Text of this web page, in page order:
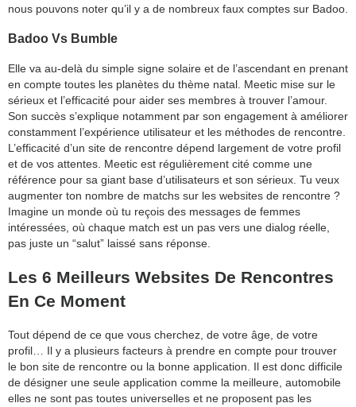
nous pouvons noter qu’il y a de nombreux faux comptes sur Badoo.
Badoo Vs Bumble
Elle va au-delà du simple signe solaire et de l’ascendant en prenant
en compte toutes les planètes du thème natal. Meetic mise sur le
sérieux et l’efficacité pour aider ses membres à trouver l’amour.
Son succès s’explique notamment par son engagement à améliorer
constamment l’expérience utilisateur et les méthodes de rencontre.
L’efficacité d’un site de rencontre dépend largement de votre profil
et de vos attentes. Meetic est régulièrement cité comme une
référence pour sa giant base d’utilisateurs et son sérieux. Tu veux
augmenter ton nombre de matchs sur les websites de rencontre ?
Imagine un monde où tu reçois des messages de femmes
intéressées, où chaque match est un pas vers une dialog réelle,
pas juste un “salut” laissé sans réponse.
Les 6 Meilleurs Websites De Rencontres
En Ce Moment
Tout dépend de ce que vous cherchez, de votre âge, de votre
profil… Il y a plusieurs facteurs à prendre en compte pour trouver
le bon site de rencontre ou la bonne application. Il est donc difficile
de désigner une seule application comme la meilleure, automobile
elles ne sont pas toutes universelles et ne proposent pas les